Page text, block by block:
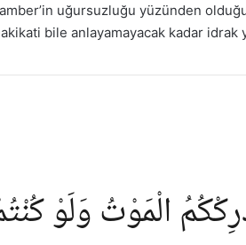
uğursuzluğu yüzünden
bile anlayamayacak kadar idrak
الْمَوْتُ